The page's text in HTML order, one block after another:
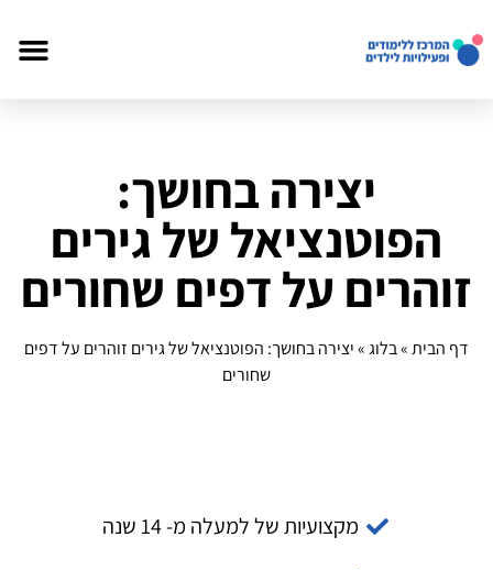
יצירה בחושך:
הפוטנציאל של גירים
זוהרים על דפים שחורים
דף הבית»בלוג»יצירה בחושך: הפוטנציאל של גירים זוהרים על דפים
שחורים
מקצועיות של למעלה מ- 14 שנה